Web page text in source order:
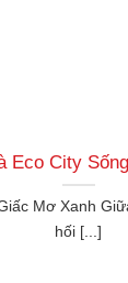
Eco City
Mơ Xanh
hối [...]